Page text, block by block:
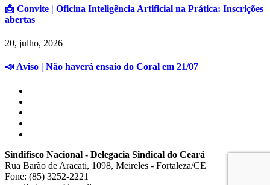
📩 Convite | Oficina Inteligência Artificial na Prática: Inscrições
abertas
20, julho, 2026
📣 Aviso | Não haverá ensaio do Coral em 21/07
Sindifisco Nacional - Delegacia Sindical do Ceará
Rua Barão de Aracati, 1098, Meireles - Fortaleza/CE
Fone: (85) 3252-2221